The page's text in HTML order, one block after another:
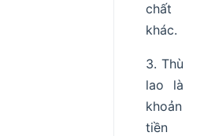
chất
khác.
3. Thù
lao là
khoản
tiền